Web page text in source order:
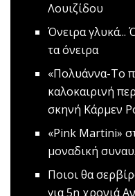
Λουιζίδου
Όνειρα γλυκά...
τα όνειρα
«Πολυάννα-Το
καλοκαιρινή
σκηνή Κάρμεν
«Pink Martini»
μοναδική
Ποιοι θα
για 5η χρονιά